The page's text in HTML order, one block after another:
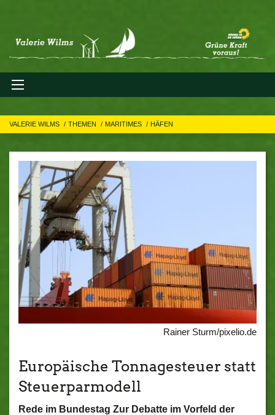
VALERIE WILMS THEMEN MARITIMES HÄFEN
Rainer Sturm/pixelio.de
Europäische Tonnagesteuer statt
Steuerparmodell
Rede im Bundestag Zur Debatte im Vorfeld der